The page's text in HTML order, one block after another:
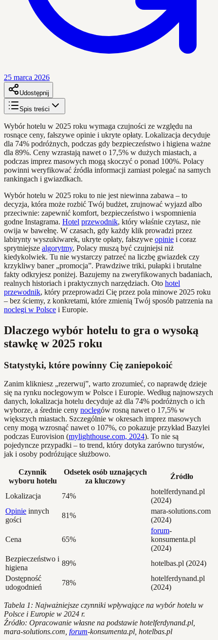
25 marca 2026
Udostępnij
Spis treści
Wybór hotelu w 2025 roku wymaga czujności ze względu na
rosnące ceny, fałszywe opinie i ukryte opłaty. Lokalizacja decyduje
dla 74% podróżnych, podczas gdy bezpieczeństwo i higiena ważne
dla 89%. Ceny wzrastają nawet o 17,5% w dużych miastach, a
podczas imprez masowych mogą skoczyć o ponad 100%. Polacy
powinni weryfikować źródła informacji zamiast polegać na samych
rankingach i gwiazdkach.
Wybór hotelu w 2025 roku to nie jest niewinna zabawa – to
decyzja, która może rozbić Twój budżet, zrujnować wyjazd albo
przeciwnie: zapewnić komfort, bezpieczeństwo i wspomnienia
godne Instagrama. Hotel przewodnik, który właśnie czytasz, nie
owija w bawełnę. W czasach, gdy każdy klik prowadzi przez
labirynty wyszukiwarek, ukryte opłaty, fałszywe opinie i coraz
sprytniejsze algorytmy, Polacy muszą być czujniejsi niż
kiedykolwiek. Tu nie wystarczy patrzeć na liczbę gwiazdek czy
krzykliwy baner „promocja”. Prawdziwe triki, pułapki i brutalne
fakty odkryjesz poniżej. Bazujemy na zweryfikowanych badaniach,
realnych historiach i praktycznych narzędziach. Oto hotel
przewodnik, który przeprowadzi Cię przez pola minowe 2025 roku
– bez ściemy, z konkretami, które zmienią Twój sposób patrzenia na
noclegi w Polsce i Europie.
Dlaczego wybór hotelu to gra o wysoką
stawkę w 2025 roku
Statystyki, które powinny Cię zaniepokoić
Zanim klikniesz „rezerwuj”, warto zrozumieć, co naprawdę dzieje
się na rynku noclegowym w Polsce i Europie. Według najnowszych
danych, lokalizacja hotelu decyduje aż dla 74% podróżnych o ich
wyborze, a średnie ceny noclegów rosną nawet o 17,5% w
większych miastach. Szczególnie w okresach imprez masowych
ceny mogą wzrosnąć nawet o 107%, co pokazuje przykład Bazylei
podczas Eurovision (mylighthouse.com, 2024). To nie są
pojedyncze przypadki – to trend, który dotyka zarówno turystów,
jak i osoby podróżujące służbowo.
Czynnik
wyboru hotelu
Odsetek osób uznających
za kluczowy
Źródło
Lokalizacja 74%
hotelferdynand.pl
(2024)
Opinie innych
gości
81%
mara-solutions.com
(2024)
Cena 65%
forum-
konsumenta.pl
(2024)
Bezpieczeństwo i
higiena
89%
hotelbas.pl (2024)
Dostępność
udogodnień
78%
hotelferdynand.pl
(2024)
Tabela 1: Najważniejsze czynniki wpływające na wybór hotelu w
Polsce i Europie w 2024 r.
Źródło: Opracowanie własne na podstawie hotelferdynand.pl,
mara-solutions.com, forum-konsumenta.pl, hotelbas.pl